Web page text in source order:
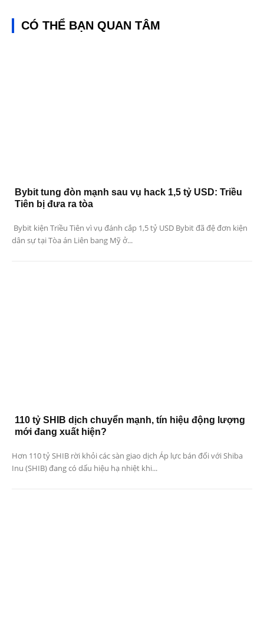
CÓ THỂ BẠN QUAN TÂM
Bybit tung đòn mạnh sau vụ hack 1,5 tỷ USD: Triều
Tiên bị đưa ra tòa
Bybit kiện Triều Tiên vì vụ đánh cắp 1,5 tỷ USD Bybit đã đệ đơn kiện
dân sự tại Tòa án Liên bang Mỹ ở...
110 tỷ SHIB dịch chuyển mạnh, tín hiệu động lượng
mới đang xuất hiện?
Hơn 110 tỷ SHIB rời khỏi các sàn giao dịch Áp lực bán đối với Shiba
Inu (SHIB) đang có dấu hiệu hạ nhiệt khi...